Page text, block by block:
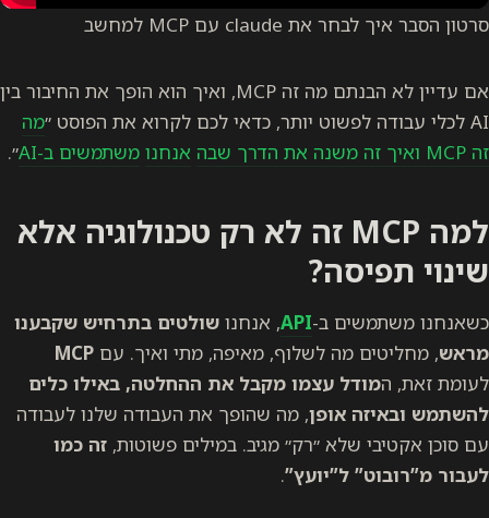
סרטון הסבר איך לבחר את claude עם MCP למחשב
אם עדיין לא הבנתם מה זה MCP, ואיך הוא הופך את החיבור בין
AI לכלי עבודה לפשוט יותר, כדאי לכם לקרוא את הפוסט ״
מה
זה MCP ואיך זה משנה את הדרך שבה
אנחנו משתמשים ב-AI ״.
למה MCP זה לא רק טכנולוגיה אלא
שינוי תפיסה?
כשאנחנו משתמשים ב-API, אנחנו שולטים בתרחיש שקבענו
מראש, מחליטים מה לשלוף, מאיפה, מתי ואיך. עם MCP
לעומת זאת, המודל עצמו מקבל את ההחלטה, באילו כלים
להשתמש ובאיזה אופן, מה שהופך את העבודה שלנו לעבודה
עם סוכן אקטיבי שלא ״רק״ מגיב. במילים פשוטות, זה כמו
לעבור מ”רובוט” ל”יועץ”.